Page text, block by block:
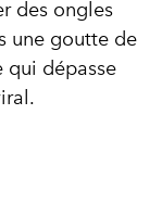
des ongles
une goutte de
qui dépasse